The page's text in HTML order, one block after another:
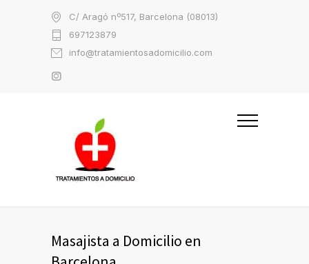
C/ Aragó nº517, Barcelona (08013)
697123879
info@tratamientosadomicilio.com
Masajista a Domicilio en